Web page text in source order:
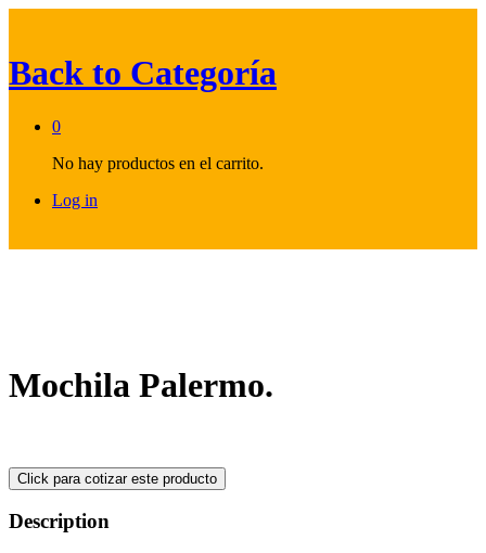
Back to Categoría
0
No hay productos en el carrito.
Log in
Mochila Palermo.
Description